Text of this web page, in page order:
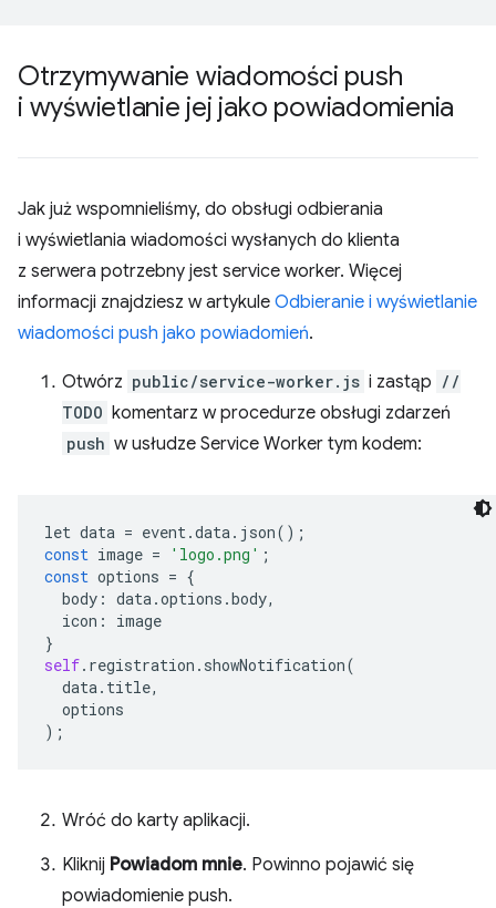
Otrzymywanie wiadomości push
i wyświetlanie jej jako powiadomienia
Jak już wspomnieliśmy, do obsługi odbierania
i wyświetlania wiadomości wysłanych do klienta
z serwera potrzebny jest service worker. Więcej
informacji znajdziesz w artykule Odbieranie i wyświetlanie
wiadomości push jako powiadomień.
Otwórz public/service-worker.js i zastąp //
TODO komentarz w procedurze obsługi zdarzeń
push w usłudze Service Worker tym kodem:
let data = event.data. json();
const image = 'logo.png' ;
const options = {
body : data.options .body,
icon :
image
}
self. registration . showNotification(
data. title,
options
);
Wróć do karty aplikacji.
Kliknij Powiadom mnie. Powinno pojawić się
powiadomienie push.